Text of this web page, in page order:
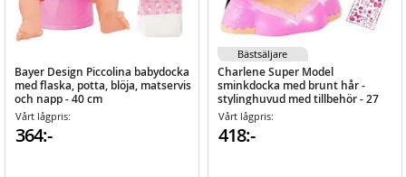
Bayer Design Piccolina babydocka
med flaska, potta, blöja, matservis
och napp - 40 cm
Vårt lågpris:
364:-
Charlene Super Model
sminkdocka med brunt hår -
stylinghuvud med tillbehör - 27
cm
Vårt lågpris:
418:-
Bästsäljare